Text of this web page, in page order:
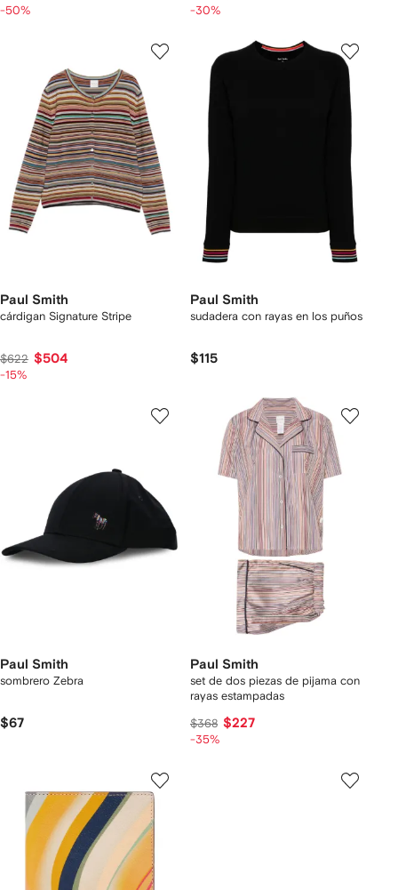
-50% -30%
Paul Smith
cárdigan Signature Stripe
$622 $504
-15%
Paul Smith
sudadera con rayas en los puños
$115
Paul Smith
sombrero Zebra
$67
Paul Smith
set de dos piezas de pijama con
rayas estampadas
$368 $227
-35%